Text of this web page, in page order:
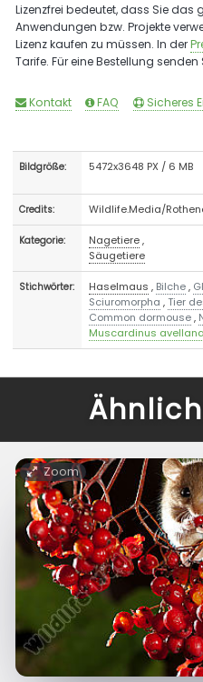
Lizenzfrei bedeutet, dass Sie das
Anwendungen bzw. Projekte
Lizenz kaufen zu müssen. In der
Tarife. Für eine Bestellung
Kontakt FAQ Sicheres
Bildgröße: 5472x3648 PX / 6 MB
Credits: Wildlife.Media/
Kategorie: Nagetiere,
Säugetiere
Stichwörter: Haselmaus , Bilche,
Sciuromorpha ,Tier
Common dormouse,
Muscardinus
Zoom